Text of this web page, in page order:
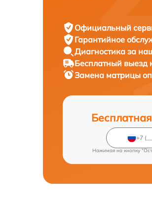
Официальный
Гарантийное
Диагностика за
Бесплатный выезд
Замена матрицы
Нажимая на кнопку